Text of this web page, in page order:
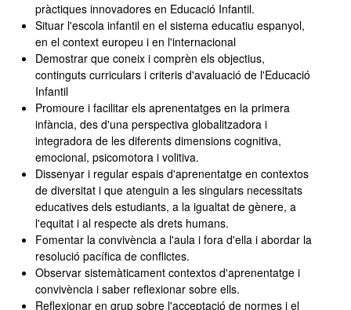
pràctiques innovadores en Educació Infantil.
Situar l'escola infantil en el sistema educatiu espanyol,
en el context europeu i en l'internacional
Demostrar que coneix i comprèn els objectius,
continguts curriculars i criteris d'avaluació de l'Educació
Infantil
Promoure i facilitar els aprenentatges en la primera
infància, des d'una perspectiva globalitzadora i
integradora de les diferents dimensions cognitiva,
emocional, psicomotora i volitiva.
Dissenyar i regular espais d'aprenentatge en contextos
de diversitat i que atenguin a les singulars necessitats
educatives dels estudiants, a la igualtat de gènere, a
l'equitat i al respecte als drets humans.
Fomentar la convivència a l'aula i fora d'ella i abordar la
resolució pacífica de conflictes.
Observar sistemàticament contextos d'aprenentatge i
convivència i saber reflexionar sobre ells.
Reflexionar en grup sobre l'acceptació de normes i el